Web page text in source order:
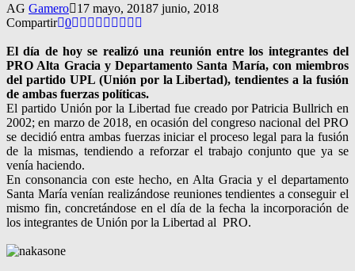
AG Gamero 17 mayo, 20187 junio, 2018
Compartir 0
El día de hoy se realizó una reunión entre los integrantes del
PRO Alta Gracia y Departamento Santa María, con miembros
del partido UPL (Unión por la Libertad), tendientes a la fusión
de ambas fuerzas políticas.
El partido Unión por la Libertad fue creado por Patricia Bullrich en
2002; en marzo de 2018, en ocasión del congreso nacional del PRO
se decidió entra ambas fuerzas iniciar el proceso legal para la fusión
de la mismas, tendiendo a reforzar el trabajo conjunto que ya se
venía haciendo.
En consonancia con este hecho, en Alta Gracia y el departamento
Santa María venían realizándose reuniones tendientes a conseguir el
mismo fin, concretándose en el día de la fecha la incorporación de
los integrantes de Unión por la Libertad al PRO.